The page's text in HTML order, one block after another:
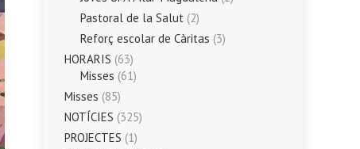
Pastoral de la Salut (2)
Reforç escolar de Càritas (3)
HORARIS (63)
Misses (61)
Misses (85)
NOTÍCIES (325)
PROJECTES (1)